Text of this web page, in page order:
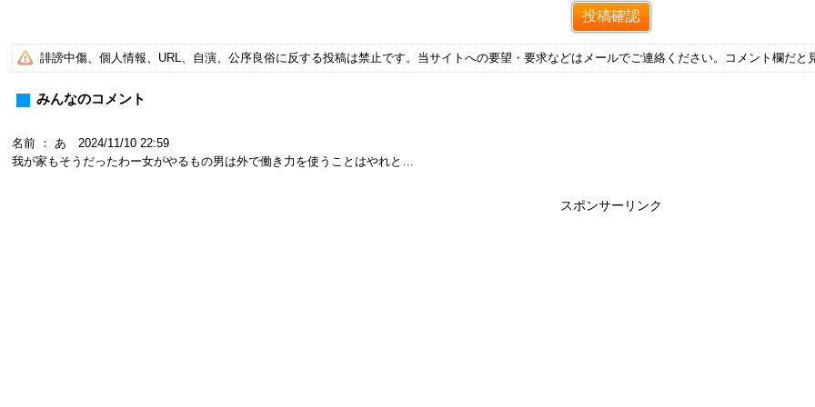
誹謗中傷、個人情報、URL、自演、公序良俗に反する投稿は禁止です。当サイトへの要望・要求などはメールでご連絡ください。コメント欄だと
みんなのコメント
名前 ： あ 2024/11/10 22:59
我が家もそうだったわー女がやるもの男は外で働き力を使うことはやれと…
スポンサーリンク